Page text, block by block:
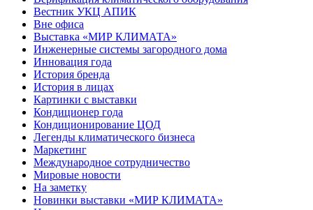
Вестник УКЦ АПИК
Вне офиса
Выставка «МИР КЛИМАТА»
Инженерные системы загородного дома
Инновация года
История бренда
История в лицах
Картинки с выставки
Кондиционер года
Кондиционирование ЦОД
Легенды климатического бизнеса
Маркетинг
Международное сотрудничество
Мировые новости
На заметку
Новинки выставки «МИР КЛИМАТА»